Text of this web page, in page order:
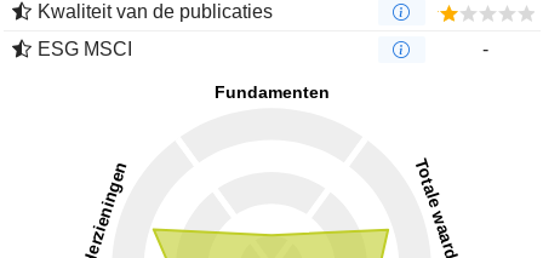
Kwaliteit van de publicaties
ESG MSCI
-